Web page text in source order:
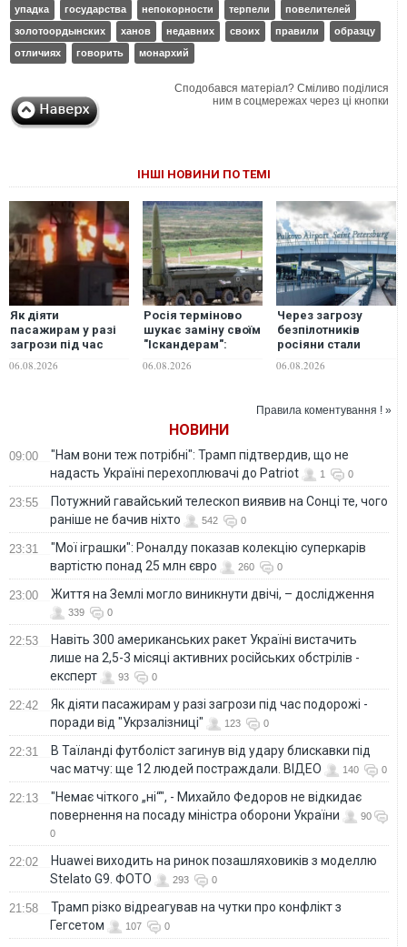
упадка
государства непокорности терпели
повелителей
золотоордынских
ханов недавних своих правили
образцу
отличиях
говорить монархий
Сподобався матеріал? Сміливо поділися
ним в соцмережах через ці кнопки
ІНШІ НОВИНИ ПО ТЕМІ
Як діяти
пасажирам у разі
загрози під час
від "Укрзалізниці"
06.08.2026
Росія терміново
шукає заміну своїм
"Іскандерам":
причину
06.08.2026
Через загрозу
безпілотників
росіяни стали
Москвою та
поїзди — ЗМІ
06.08.2026
Правила коментування ! »
НОВИНИ
09:00
"Нам вони теж потрібні": Трамп підтвердив, що не
надасть Україні перехоплювачі до Patriot
1 0
23:55
Потужний гавайський телескоп виявив на Сонці те, чого
раніше не бачив ніхто
542 0
23:31
"Мої іграшки": Роналду показав колекцію суперкарів
вартістю понад 25 млн євро
260 0
23:00 Життя на Землі могло виникнути двічі, – дослідження
339 0
22:53
Навіть 300 американських ракет Україні вистачить
лише на 2,5-3 місяці активних російських обстрілів -
експерт
93 0
22:42
Як діяти пасажирам у разі загрози під час подорожі -
поради від "Укрзалізниці"
123 0
22:31
В Таїланді футболіст загинув від удару блискавки під
час матчу: ще 12 людей постраждали. ВІДЕО
140 0
22:13
"Немає чіткого „ні“", - Михайло Федоров не відкидає
повернення на посаду міністра оборони України
90
0
22:02
Huawei виходить на ринок позашляховиків з моделлю
Stelato G9. ФОТО
293 0
21:58
Трамп різко відреагував на чутки про конфлікт з
Гегсетом
107 0